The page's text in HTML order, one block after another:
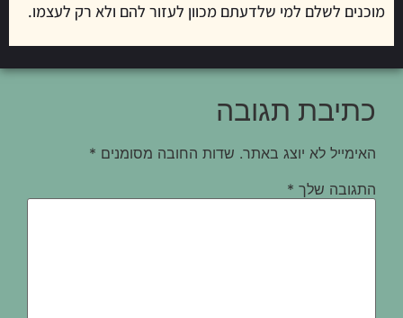
מוכנים לשלם למי שלדעתם מכוון לעזור להם ולא רק לעצמו.
כתיבת תגובה
האימייל לא יוצג באתר. שדות החובה מסומנים *
התגובה שלך *